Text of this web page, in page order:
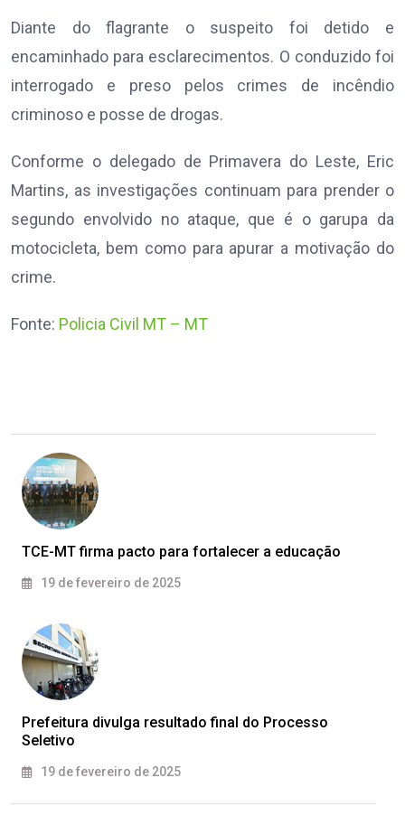
Diante do flagrante o suspeito foi detido e
encaminhado para esclarecimentos. O conduzido foi
interrogado e preso pelos crimes de incêndio
criminoso e posse de drogas.
Conforme o delegado de Primavera do Leste, Eric
Martins, as investigações continuam para prender o
segundo envolvido no ataque, que é o garupa da
motocicleta, bem como para apurar a motivação do
crime.
Fonte: Policia Civil MT – MT
TCE-MT firma pacto para fortalecer a educação
19 de fevereiro de 2025
Prefeitura divulga resultado final do Processo
Seletivo
19 de fevereiro de 2025